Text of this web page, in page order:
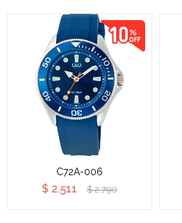
C72A-006
$ 2.511 $ 2.790